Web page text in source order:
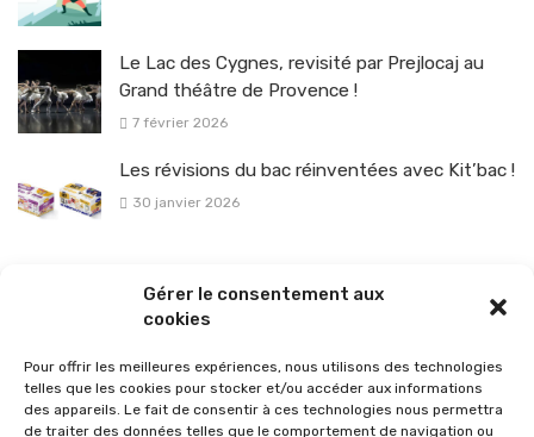
Gérer le consentement aux
cookies
Pour offrir les meilleures expériences, nous utilisons des technologies
telles que les cookies pour stocker et/ou accéder aux informations
des appareils. Le fait de consentir à ces technologies nous permettra
de traiter des données telles que le comportement de navigation ou
Le Lac des Cygnes, revisité par Prejlocaj au
Grand théâtre de Provence !
7 février 2026
Les révisions du bac réinventées avec Kit’bac !
30 janvier 2026